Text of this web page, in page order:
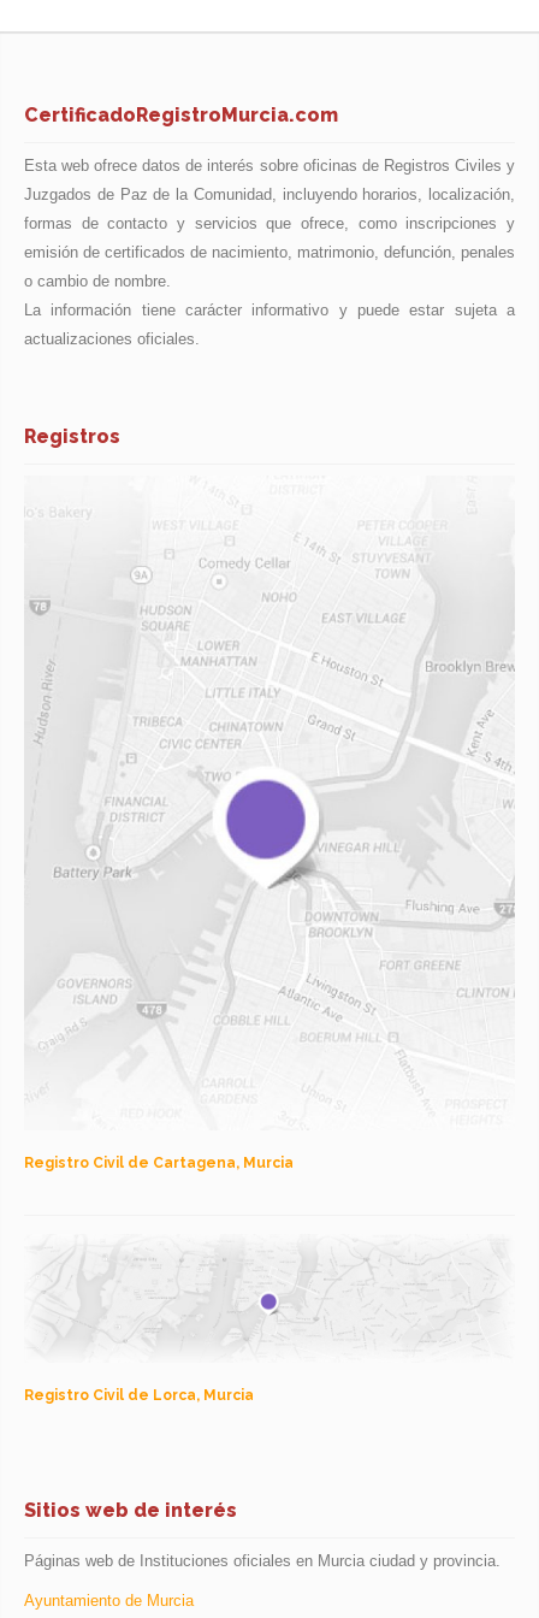
CertificadoRegistroMurcia.com
Esta web ofrece datos de interés sobre oficinas de Registros Civiles y
Juzgados de Paz de la Comunidad, incluyendo horarios, localización,
formas de contacto y servicios que ofrece, como inscripciones y
emisión de certificados de nacimiento, matrimonio, defunción, penales
o cambio de nombre.
La información tiene carácter informativo y puede estar sujeta a
actualizaciones oficiales.
Registros
Registro Civil de Cartagena, Murcia
Registro Civil de Lorca, Murcia
Sitios web de interés
Páginas web de Instituciones oficiales en Murcia ciudad y provincia.
Ayuntamiento de Murcia